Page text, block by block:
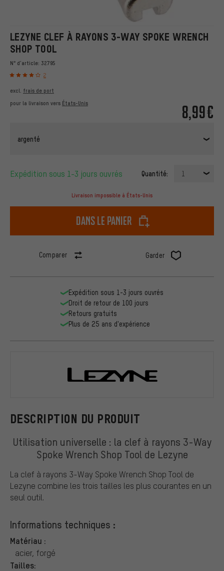
LEZYNE CLEF À RAYONS 3-WAY SPOKE WRENCH
SHOP TOOL
N° d'article: 32795
2
8,99€
excl. frais de port
pour la livraison vers États-Unis
argenté
Expédition sous 1-3 jours ouvrés Quantité: 1
Livraison impossible à États-Unis
dans le panier
Comparer Garder
DESCRIPTION DU PRODUIT
Utilisation universelle : la clef à rayons 3-Way
Spoke Wrench Shop Tool de Lezyne
La clef à rayons 3-Way Spoke Wrench Shop Tool de
Lezyne combine les trois tailles les plus courantes en un
seul outil.
Informations techniques :
Matériau :
acier, forgé
Tailles:
Expédition sous 1-3 jours ouvrés
Droit de retour de 100 jours
Retours gratuits
Plus de 25 ans d'expérience
Lezyne